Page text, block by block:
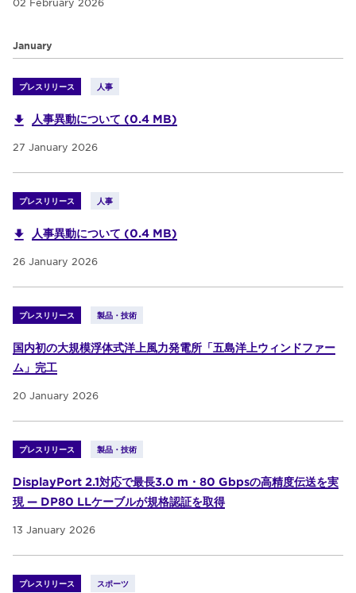
January
プレスリリース 人事
人事異動について (0.4 MB)
27 January 2026
プレスリリース 人事
人事異動について (0.4 MB)
26 January 2026
プレスリリース 製品・技術
国内初の大規模浮体式洋上風力発電所「五島洋上ウィンドファー
ム」完工
20 January 2026
プレスリリース 製品・技術
DisplayPort 2.1対応で最長3.0 m・80 Gbpsの高精度伝送を実
現 — DP80 LLケーブルが規格認証を取得
13 January 2026
プレスリリース スポーツ